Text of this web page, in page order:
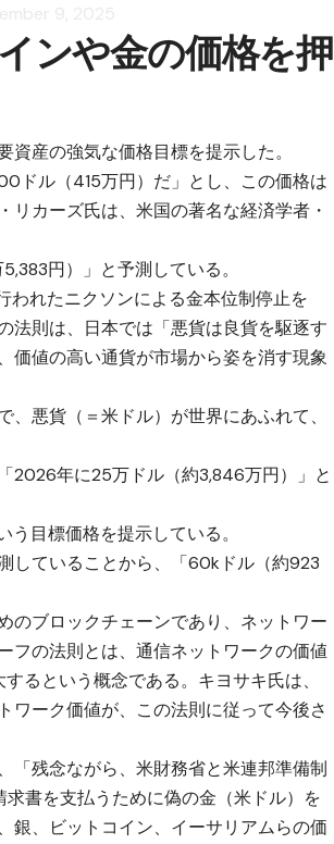
ンや金の価格を押
産の強気な価格目標を提示した。
ドル（415万円）だ」とし、この価格は
リカーズ氏は、米国の著名な経済学者・
円）」と予測している。
われたニクソンによる金本位制停止を
法則は、日本では「悪貨は良貨を駆逐す
価値の高い通貨が市場から姿を消す現象
悪貨（＝米ドル）が世界にあふれて、
2026年に25万ドル（約3,846万円）」と
目標価格を提示している。
していることから、「60kドル（約923
のブロックチェーンであり、ネットワー
フの法則とは、通信ネットワークの価値
るという概念である。キヨサキ氏は、
ワーク価値が、この法則に従って今後さ
「残念ながら、米財務省と米連邦準備制
書を支払うために偽の金（米ドル）を
銀、ビットコイン、イーサリアムらの価